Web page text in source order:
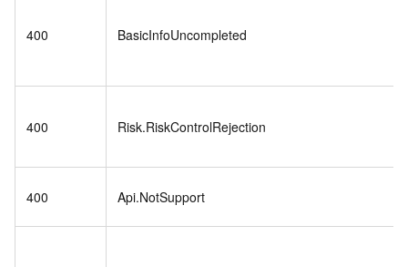
400 BasicInfoUncompleted
400 Risk.RiskControlRejection
400 Api.NotSupport